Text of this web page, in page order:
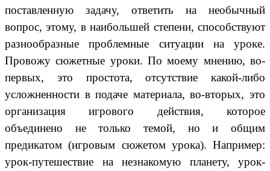
поставленную задачу, ответить на необычный
вопрос, этому, в наибольшей степени, способствуют
разнообразные проблемные ситуации на уроке.
Провожу сюжетные уроки. По моему мнению, во-
первых, это простота, отсутствие какой-либо
усложненности в подаче материала, во-вторых, это
организация игрового действия, которое
объединено не только темой, но и общим
предикатом (игровым сюжетом урока). Например:
урок-путешествие на незнакомую планету, урок-